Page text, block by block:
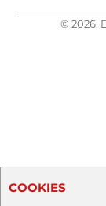
© 2026,
COOKIES